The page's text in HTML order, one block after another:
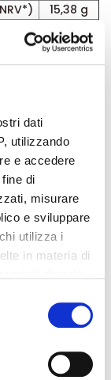
dati
utilizzando
e accedere
di
misurare
e sviluppare
utilizza i
in materia di
qualsiasi
facendo clic
15,38 g
9,6 g
0,96 g
(adulti) ai